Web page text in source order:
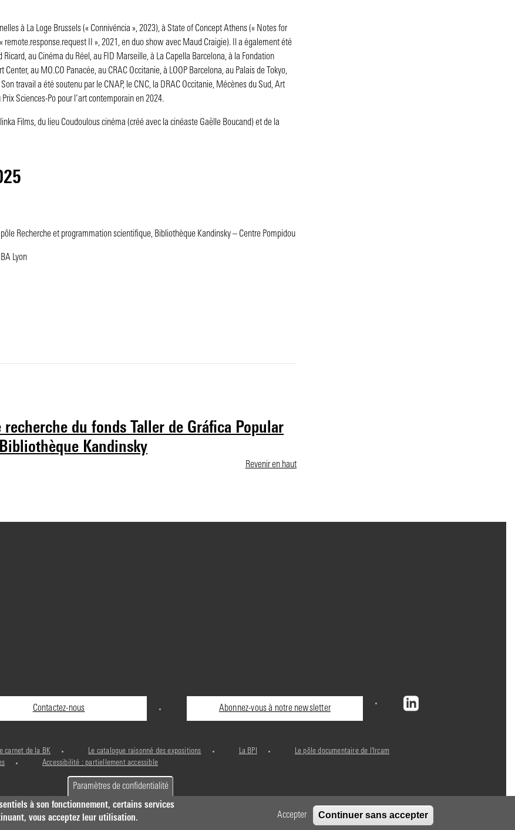
à La Loge Brussels (« Connivéncia », 2023), à State of Concept Athens (« Notes for
remote.response.request II », 2021, en duo show avec Maud Craigie). Il a également été
au Cinéma du Réel, au FID Marseille, à La Capella Barcelona, à la Fondation
au MO.CO Panacée, au CRAC Occitanie, à LOOP Barcelona, au Palais de Tokyo,
travail a été soutenu par le CNAP, le CNC, la DRAC Occitanie, Mécènes du Sud, Art
Sciences-Po pour l’art contemporain en 2024.
Films, du lieu Coudoulous cinéma (créé avec la cinéaste Gaëlle Boucand) et de la
Recherche et programmation scientifique, Bibliothèque Kandinsky – Centre Pompidou
Lyon
du fonds Taller de Gráfica Popular
Kandinsky
Revenir en haut
Contactez-nous Abonnez-vous à notre newsletter
carnet de la BK Le catalogue raisonné des expositions La BPI
Le pôle documentaire de l'Ircam
Accessibilité : partiellement accessible
Paramètres de confidentialité
à son fonctionnement, certains services
vous acceptez leur utilisation.
Accepter Continuer sans accepter